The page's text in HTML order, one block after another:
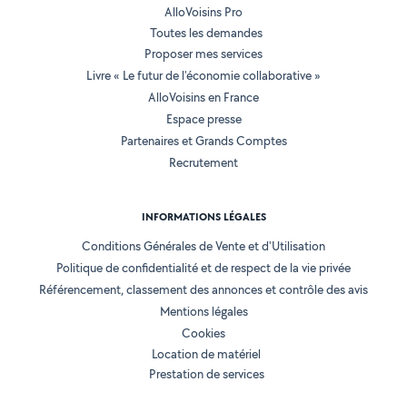
AlloVoisins Pro
Toutes les demandes
Proposer mes services
Livre « Le futur de l'économie collaborative »
AlloVoisins en France
Espace presse
Partenaires et Grands Comptes
Recrutement
INFORMATIONS LÉGALES
Conditions Générales de Vente et d'Utilisation
Politique de confidentialité et de respect de la vie privée
Référencement, classement des annonces et contrôle des avis
Mentions légales
Cookies
Location de matériel
Prestation de services